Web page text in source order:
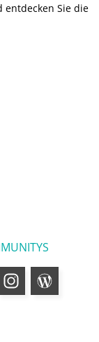
entdecken Sie die